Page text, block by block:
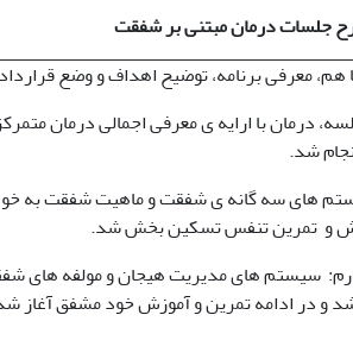
جلسات درمان مبتنی بر شفقت
هم، معرفی برنامه، توضیح اهداف و وضع
درمان با ارایه ی معرفی اجمالی درمان
شد.
های سه گانه ی شفقت و ماهیت شفقت به
و تمرین تنفس تسکین بخش شد.
سیستم های مدیریت هیجان و مولفه های
و در ادامه تمرین و آموزش خود مشفق آغاز